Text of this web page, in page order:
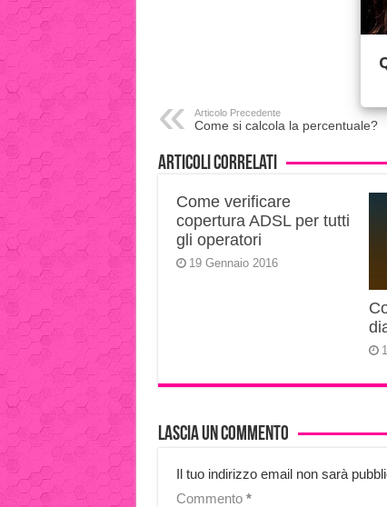
Articolo Precedente
Come si calcola la percentuale?
Articoli correlati
Come verificare
copertura ADSL per tutti
gli operatori
19 Gennaio 2016
Lascia un commento
Il tuo indirizzo email non sarà
Commento *